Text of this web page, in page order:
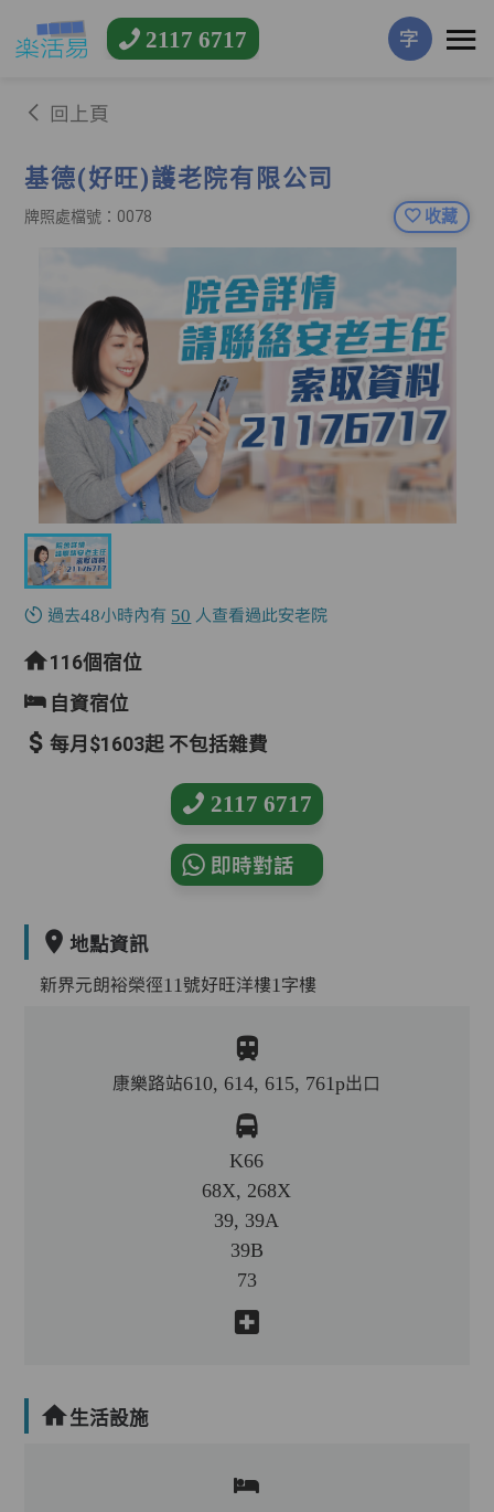
2117 6717 字
回上頁
基德(好旺)護老院有限公司
牌照處檔號：0078 收藏
過去48小時內有 50 人查看過此安老院
116個宿位
自資宿位
每月$1603起 不包括雜費
2117 6717
即時對話
地點資訊
新界元朗裕榮徑11號好旺洋樓1字樓
康樂路站610, 614, 615, 761p出口
K66
68X, 268X
39, 39A
39B
73
生活設施